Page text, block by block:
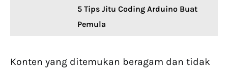
5 Tips Jitu Coding Arduino Buat
Pemula
Konten yang ditemukan beragam dan tidak